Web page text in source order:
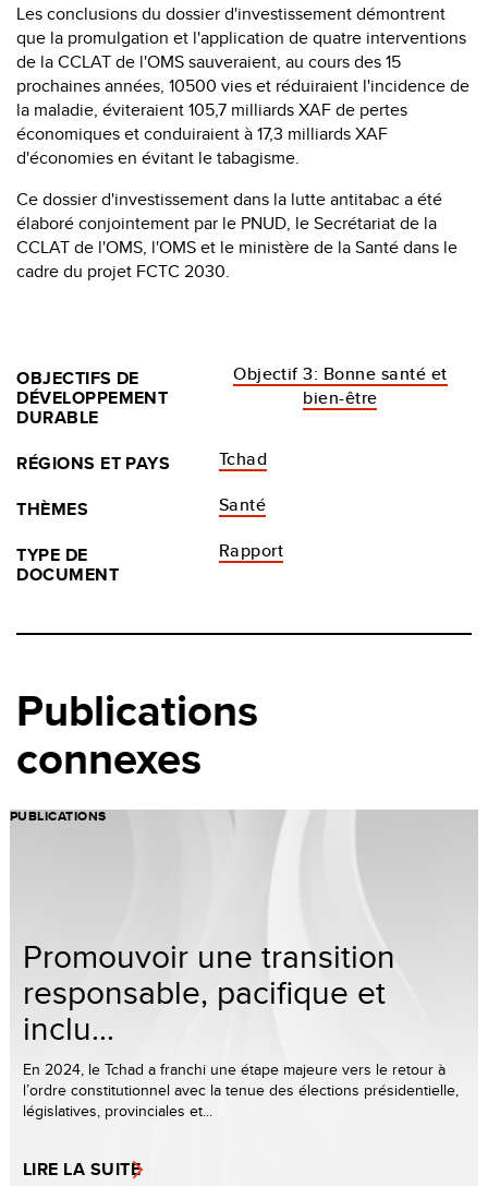
Les conclusions du dossier d'investissement démontrent
que la promulgation et l'application de quatre interventions
de la CCLAT de l'OMS sauveraient, au cours des 15
prochaines années, 10500 vies et réduiraient l'incidence de
la maladie, éviteraient 105,7 milliards XAF de pertes
économiques et conduiraient à 17,3 milliards XAF
d'économies en évitant le tabagisme.
Ce dossier d'investissement dans la lutte antitabac a été
élaboré conjointement par le PNUD, le Secrétariat de la
CCLAT de l'OMS, l'OMS et le ministère de la Santé dans le
cadre du projet FCTC 2030.
OBJECTIFS DE
DÉVELOPPEMENT
DURABLE
Objectif 3: Bonne santé et
bien-être
RÉGIONS ET PAYS
Tchad
THÈMES
Santé
TYPE DE
DOCUMENT
Rapport
Publications
connexes
PUBLICATIONS
Promouvoir une transition
responsable, pacifique et
inclu...
En 2024, le Tchad a franchi une étape majeure vers le retour à
l’ordre constitutionnel avec la tenue des élections présidentielle,
législatives, provinciales et...
LIRE LA SUITE